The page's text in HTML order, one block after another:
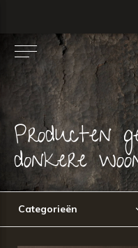
Producten
donkere
Categorieën